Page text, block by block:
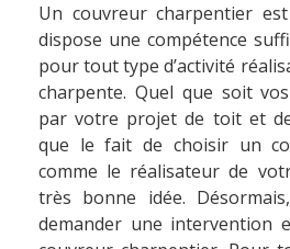
Un couvreur charpentier
dispose une compétence
pour tout type d’activité
charpente. Quel que soit
par votre projet de toit et
que le fait de choisir un
comme le réalisateur de
très bonne idée.
demander une intervention